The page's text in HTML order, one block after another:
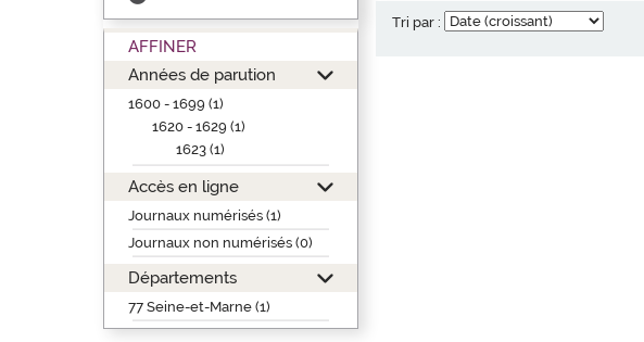
AFFINER
Années de parution
1600 - 1699 (1)
1620 - 1629 (1)
1623 (1)
Accès en ligne
Journaux numérisés (1)
Journaux non numérisés (0)
Départements
77 Seine-et-Marne (1)
Tri par :